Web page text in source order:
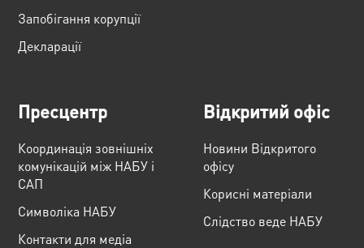
Запобігання корупції
Декларації
Пресцентр
Координація зовнішніх
комунікацій між НАБУ і
САП
Cимволіка НАБУ
Контакти для медіа
Відкритий офіс
Новини Відкритого
офісу
Корисні матеріали
Слідство веде НАБУ